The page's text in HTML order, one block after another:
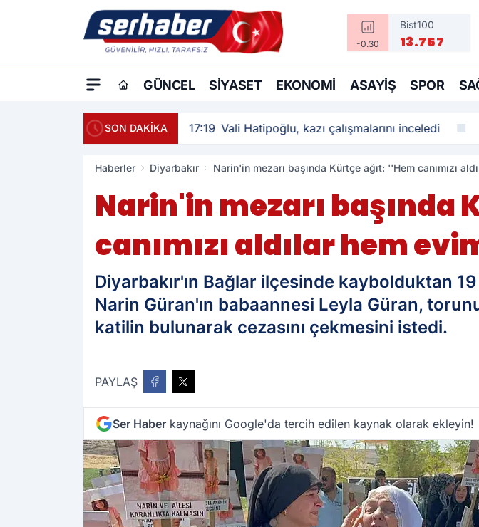
-0.30
Bist100
13.757
GÜNCEL SIYASET EKONOMI ASAYIŞ SPOR
SON DAKİKA 17:19 Vali Hatipoğlu, kazı çalışmalarını inceledi
Haberler Diyarbakır Narin'in mezarı başında Kürtçe ağıt: ''Hem canımızı
Narin'in mezarı başında
canımızı aldılar hem
Diyarbakır'ın Bağlar ilçesinde kaybolduktan
Narin Güran'ın babaannesi Leyla Güran,
katilin bulunarak cezasını çekmesini istedi.
PAYLAŞ
Ser Haber kaynağını Google'da tercih edilen kaynak olarak ekleyin!